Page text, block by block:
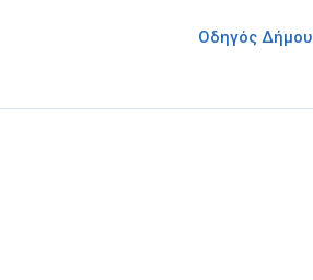
Οδηγός Δήμου